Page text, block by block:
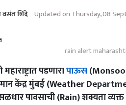
शिंदे Updated on Thursday, 08
rain alert
पडणारापाऊस
केंद्र मुंबई (Weather
पावसाची (Rain) शक्यता